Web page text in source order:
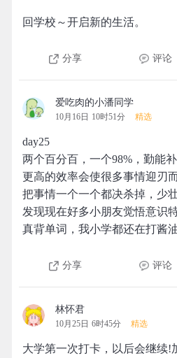
回学校～开启新的生活。
分享 评论
爱吃肉的小潘同学
10月16日 10时51分 精选
day25
两个百分百，一个98%，勤能
更高的效率会使很多事情迎刃
把事情一个一个都决杀掉，少
发现现在好多小朋友觉悟意识
真背单词，我小学都还在打酱
分享 评论
林怀君
10月25日 6时45分 精选
大学第一次打卡，以后会继续!